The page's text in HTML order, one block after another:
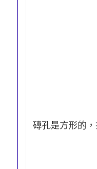
磚孔是方形的